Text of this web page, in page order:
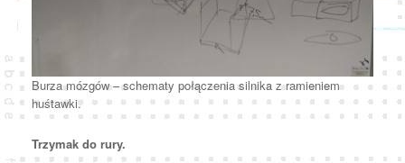
Burza mózgów – schematy połączenia silnika z ramieniem
huśtawki.
Trzymak do rury.